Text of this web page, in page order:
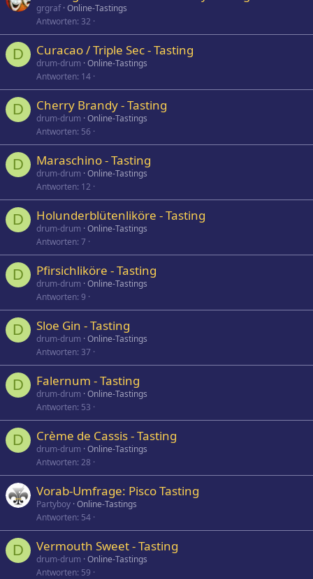
l
grgraf Online-Tastings
Antworten 32
D Curacao / Triple Sec - Tasting
drum-drum Online-Tastings
Antworten 14
D Cherry Brandy - Tasting
drum-drum Online-Tastings
Antworten 56
D Maraschino - Tasting
drum-drum Online-Tastings
Antworten 12
D Holunderblütenliköre - Tasting
drum-drum Online-Tastings
Antworten 7
D Pfirsichliköre - Tasting
drum-drum Online-Tastings
Antworten 9
D Sloe Gin - Tasting
drum-drum Online-Tastings
Antworten 37
D Falernum - Tasting
drum-drum Online-Tastings
Antworten 53
D Crème de Cassis - Tasting
drum-drum Online-Tastings
Antworten 28
Vorab-Umfrage: Pisco Tasting
Partyboy Online-Tastings
Antworten 54
D Vermouth Sweet - Tasting
drum-drum Online-Tastings
Antworten 59